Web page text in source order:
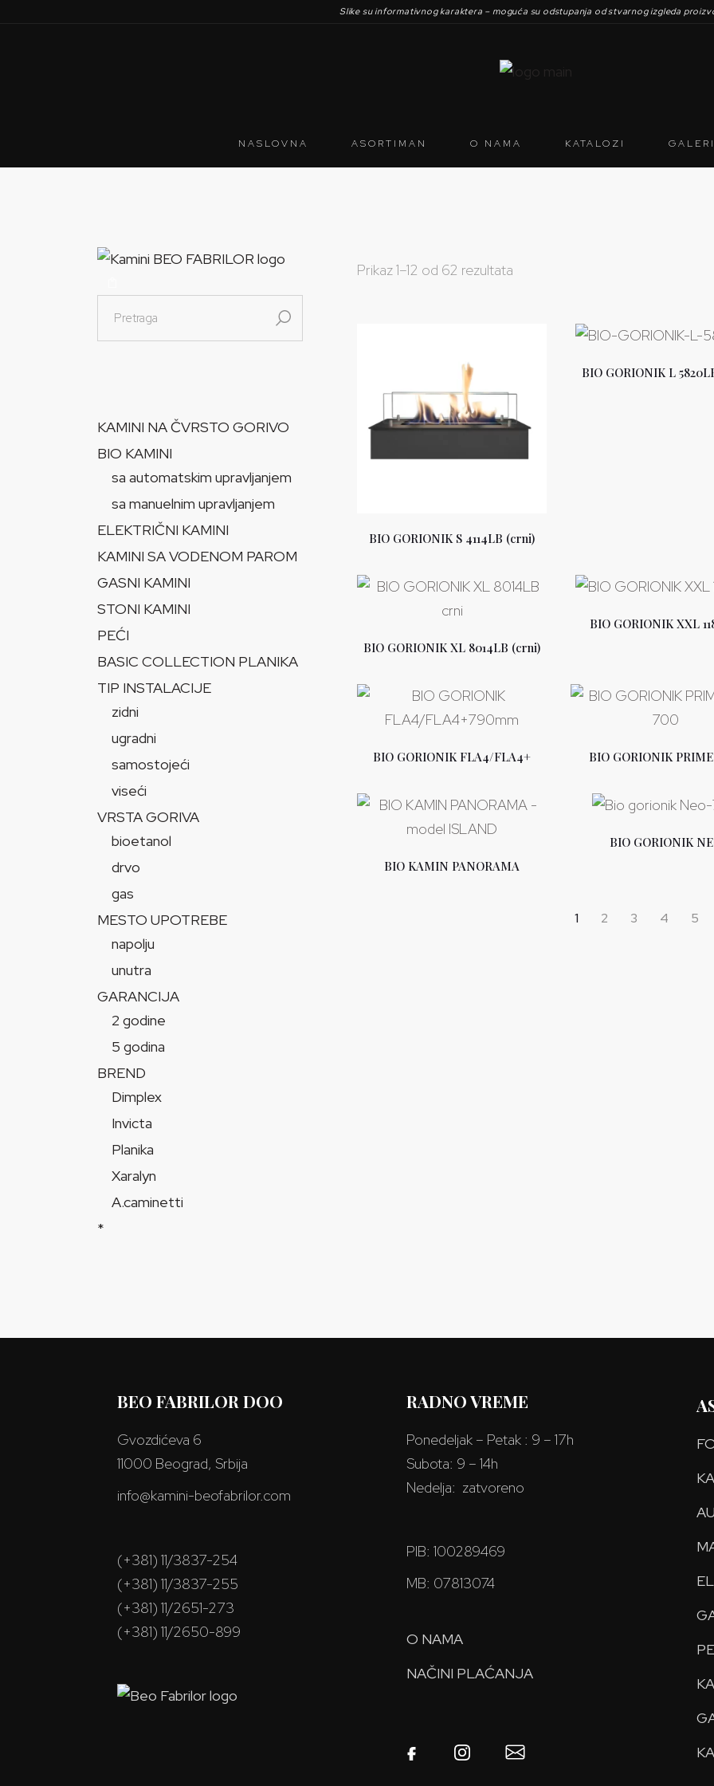
NASLOVNA ASORTIMAN O NAMA KATALOZI
Prikaz 1–12 od 62 rezultata
BIO GORIONIK S 4114LB (crni)
BIO GORIONIK L
BIO GORIONIK XL 8014LB (crni)
BIO GORIONIK XXL
BIO GORIONIK FLA4/FLA4+ BIO GORIONIK
BIO KAMIN PANORAMA
BIO GORIONIK
1 2 3 4 5
KAMINI NA ČVRSTO GORIVO
BIO KAMINI
sa automatskim upravljanjem
sa manuelnim upravljanjem
ELEKTRIČNI KAMINI
KAMINI SA VODENOM PAROM
GASNI KAMINI
STONI KAMINI
PEĆI
BASIC COLLECTION PLANIKA
TIP INSTALACIJE
zidni
ugradni
samostojeći
viseći
VRSTA GORIVA
bioetanol
drvo
gas
MESTO UPOTREBE
napolju
unutra
GARANCIJA
2 godine
5 godina
BREND
Dimplex
Invicta
Planika
Xaralyn
A.caminetti
*
BEO FABRILOR DOO
Gvozdićeva 6
11000 Beograd, Srbija
info@kamini-beofabrilor.com
(+381) 11/3837-254
(+381) 11/3837-255
(+381) 11/2651-273
(+381) 11/2650-899
RADNO VREME
Ponedeljak – Petak : 9 – 17h
Subota: 9 – 14h
Nedelja: zatvoreno
PIB: 100289469
MB: 07813074
O NAMA
NAČINI PLAĆANJA
Slike su informativnog karaktera – moguća su odstupanja od stvarnog izgleda